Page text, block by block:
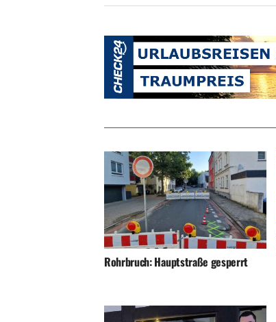
Rohrbruch: Hauptstraße gesperrt